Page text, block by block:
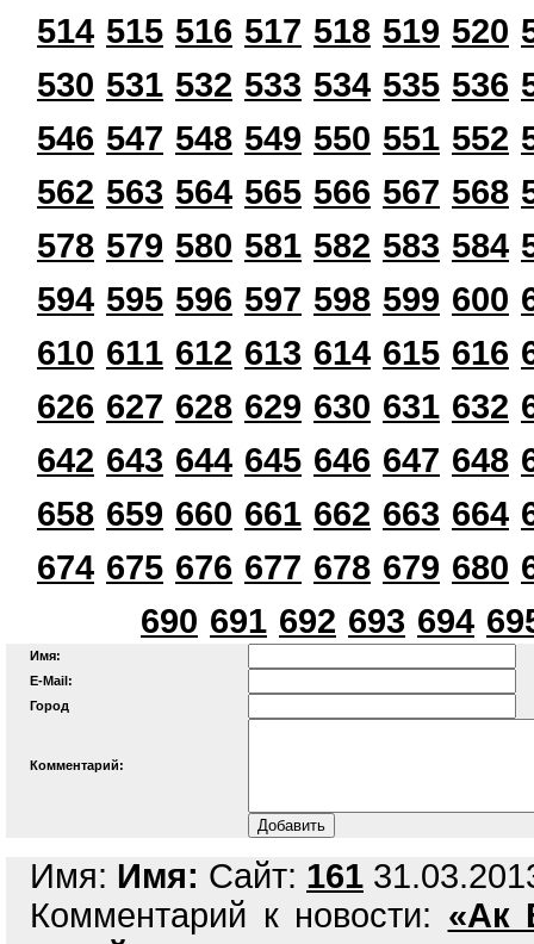
514 515 516 517 518 519 520
530 531 532 533 534 535 536
546 547 548 549 550 551 552
562 563 564 565 566 567 568
578 579 580 581 582 583 584
594 595 596 597 598 599 600
610 611 612 613 614 615 616
626 627 628 629 630 631 632
642 643 644 645 646 647 648
658 659 660 661 662 663 664
674 675 676 677 678 679 680
690 691 692 693 694
Имя:
E-Mail:
Город
Комментарий:
Имя: Имя: Сайт: 161
Комментарий к новости: «Ак